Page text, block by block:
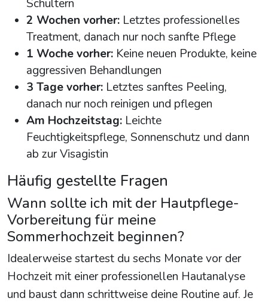
Schultern
2 Wochen vorher: Letztes professionelles
Treatment, danach nur noch sanfte Pflege
1 Woche vorher: Keine neuen Produkte, keine
aggressiven Behandlungen
3 Tage vorher: Letztes sanftes Peeling,
danach nur noch reinigen und pflegen
Am Hochzeitstag: Leichte
Feuchtigkeitspflege, Sonnenschutz und dann
ab zur Visagistin
Häufig gestellte Fragen
Wann sollte ich mit der Hautpflege-
Vorbereitung für meine
Sommerhochzeit beginnen?
Idealerweise startest du sechs Monate vor der
Hochzeit mit einer professionellen Hautanalyse
und baust dann schrittweise deine Routine auf. Je